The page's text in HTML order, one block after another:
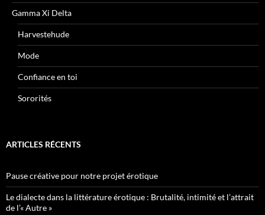
Gamma Xi Delta
Harvestehude
Mode
Confiance en toi
Sororités
ARTICLES RÉCENTS
Pause créative pour notre projet érotique
Le dialecte dans la littérature érotique : Brutalité, intimité et l’attrait
de l’« Autre »